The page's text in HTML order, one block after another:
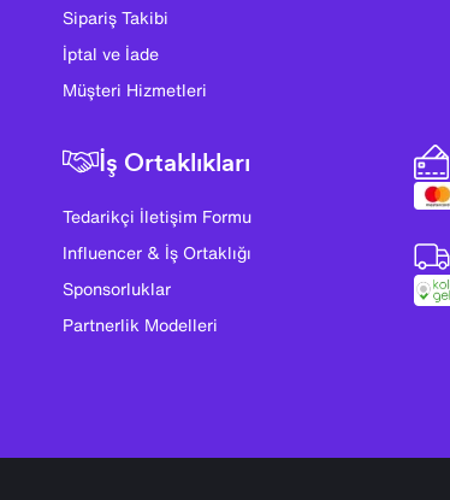
Sipariş Takibi
İptal ve İade
Müşteri Hizmetleri
İş Ortaklıkları
Tedarikçi İletişim Formu
Influencer & İş Ortaklığı
Sponsorluklar
Partnerlik Modelleri